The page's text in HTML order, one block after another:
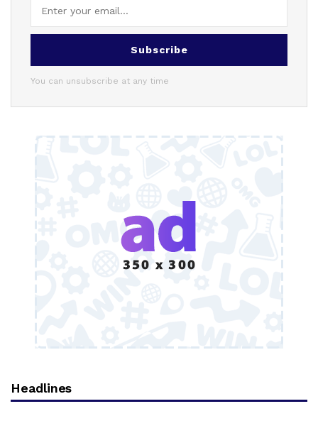
Subscribe
You can unsubscribe at any time
Headlines